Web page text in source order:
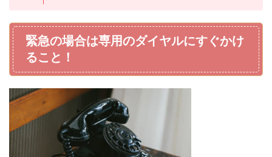
緊急の場合は専用のダイヤルにすぐかけ
ること！